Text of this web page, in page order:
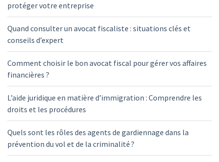
protéger votre entreprise
Quand consulter un avocat fiscaliste : situations clés et
conseils d’expert
Comment choisir le bon avocat fiscal pour gérer vos affaires
financières ?
L’aide juridique en matière d’immigration : Comprendre les
droits et les procédures
Quels sont les rôles des agents de gardiennage dans la
prévention du vol et de la criminalité ?